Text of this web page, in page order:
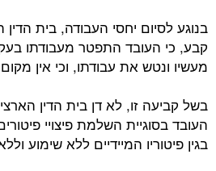
בנוגע לסיום יחסי העבודה, בית הדין
קבע, כי העובד התפטר מעבודתו
מעשיו ונטש את עבודתו, וכי אין
בשל קביעה זו, לא דן בית הדין
העובד בסוגיית השלמת פיצויי
בגין פיטוריו המיידיים ללא שימוע